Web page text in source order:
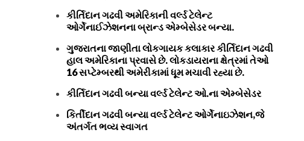
કીર્તિદાન ગઢવી અમેરિકાની વર્લ્ડ ટેલેન્ટ
ઓર્ગેનાઈઝેશનના બ્રાન્ડ એમ્બેસેડર બન્યા.
ગુજરાતના જાણીતા લોકગાયક કલાકાર કીર્તિદાન ગઢવી
હાલ અમેરિકાના પ્રવાસે છે. લોકડાયરાના ક્ષેત્રમાં તેઓ
16 સપ્ટેમ્બરથી અમેરીકામાં ધૂમ મચાવી રહ્યા છે.
કીર્તિદાન ગઢવી બન્યા વર્લ્ડ ટેલેન્ટ ઓ.ના એમ્બેસેડર
કિર્તીદાન ગઢવી બન્યા વર્લ્ડ ટેલેન્ટ ઓર્ગેનાઇઝેશન,જે
અંતર્ગત ભવ્ય સ્વાગત